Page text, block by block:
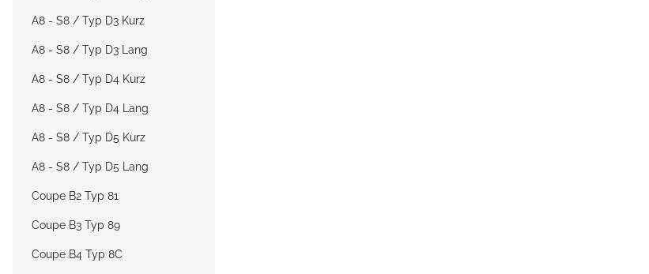
A8 - S8 / Typ D3 Kurz
A8 - S8 / Typ D3 Lang
A8 - S8 / Typ D4 Kurz
A8 - S8 / Typ D4 Lang
A8 - S8 / Typ D5 Kurz
A8 - S8 / Typ D5 Lang
Coupe B2 Typ 81
Coupe B3 Typ 89
Coupe B4 Typ 8C